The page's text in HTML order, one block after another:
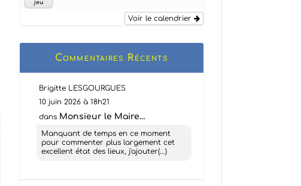
jeu
Voir le calendrier
Commentaires Récents
Brigitte LESGOURGUES
10 juin 2026 à 18h21
dans Monsieur le Maire…
Manquant de temps en ce moment
pour commenter plus largement cet
excellent état des lieux, j'ajouter(...)